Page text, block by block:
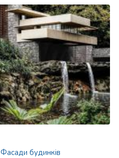
Фасади будинків